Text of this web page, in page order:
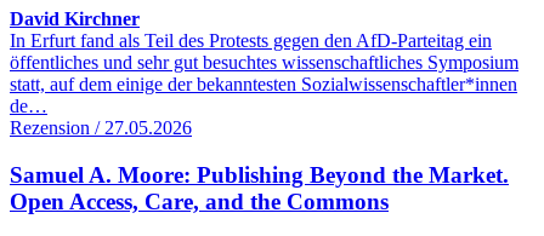
David Kirchner
In Erfurt fand als Teil des Protests gegen den AfD-Parteitag ein
öffentliches und sehr gut besuchtes wissenschaftliches Symposium
statt, auf dem einige der bekanntesten Sozialwissenschaftler*innen
de…
Rezension / 27.05.2026
Samuel A. Moore: Publishing Beyond the Market.
Open Access, Care, and the Commons